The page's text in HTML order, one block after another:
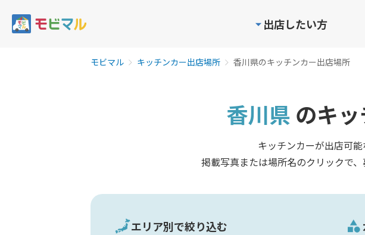
出店したい方
モビマル キッチンカー出店場所 香川県のキッチンカー出店場所
香川県 のキ
キッチンカーが出店可
掲載写真または場所名のクリックで
エリア別で絞り込む